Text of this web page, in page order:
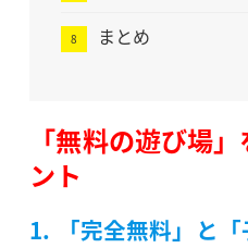
まとめ
「無料の遊び場
ント
1. 「完全無料」と